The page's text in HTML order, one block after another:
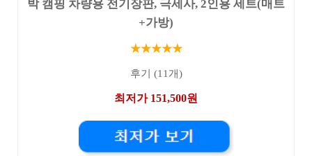
박 캠핑 차량용 전기장판, 극세사, 2인용 세트(매트
+가방)
★★★★★
후기 (11개)
최저가 151,500원